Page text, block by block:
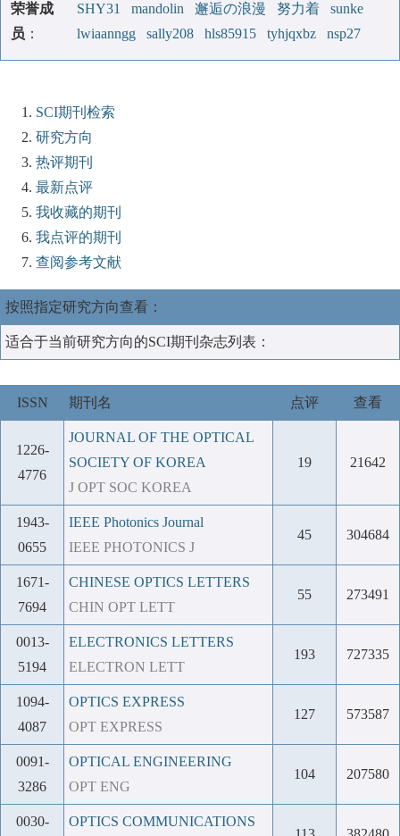
荣誉成
员 ：
SHY31 mandolin 邂逅の浪漫 努力着
sunke
lwiaanngg
sally208 hls85915 tyhjqxbz nsp27
SCI期刊检索
研究方向
热评期刊
最新点评
我收藏的期刊
我点评的期刊
查阅参考文献
按照指定研究方向查看：
适合于当前研究方向的SCI期刊杂志列表：
ISSN 期刊名 点评 查看
1226-
4776
JOURNAL OF THE OPTICAL
SOCIETY OF KOREA
J OPT SOC KOREA
19 21642
1943-
0655
IEEE Photonics Journal
IEEE PHOTONICS J
45 304684
1671-
7694
CHINESE OPTICS LETTERS
CHIN OPT LETT
55 273491
0013-
5194
ELECTRONICS LETTERS
ELECTRON LETT
193 727335
1094-
4087
OPTICS EXPRESS
OPT EXPRESS
127 573587
0091-
3286
OPTICAL ENGINEERING
OPT ENG
104 207580
0030-
OPTICS COMMUNICATIONS